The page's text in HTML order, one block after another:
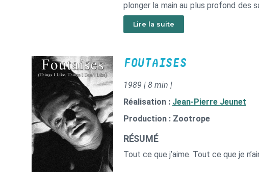
plonger la main au plus profond des
faire le bien et à réparer la vie de ceux
Lire la suite
FOUTAISES
1989 | 8 min |
Réalisation : Jean-Pierre Jeunet
Production : Zootrope
RÉSUMÉ
Tout ce que j’aime. Tout ce que je